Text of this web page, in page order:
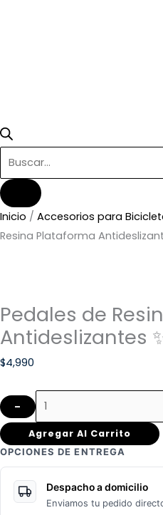
Inicio / Accesorios para
Resina Plataforma
Pedales de
Antideslizantes
$4,990
–
Agregar Al Carrito
OPCIONES DE ENTREGA
Despacho a domicilio
Enviamos tu pedido